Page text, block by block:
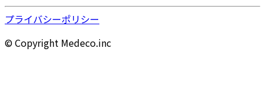
プライバシーポリシー
©︎ Copyright Medeco.inc